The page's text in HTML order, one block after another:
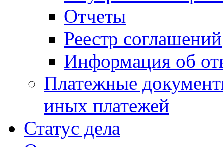
Отчеты
Реестр соглашений
Информация об
Платежные
иных платежей
Статус дела